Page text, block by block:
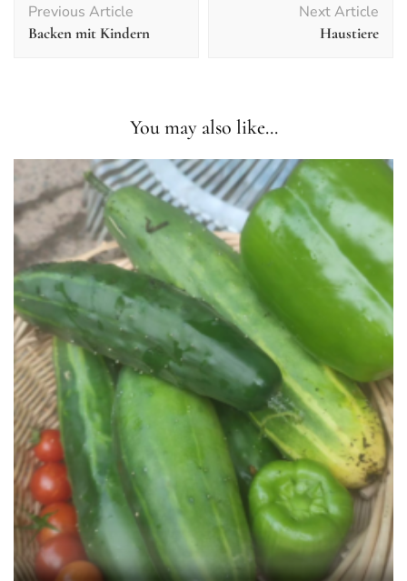
Navigation
Previous Article
Backen mit Kindern
Next Article
Haustiere
You may also like...